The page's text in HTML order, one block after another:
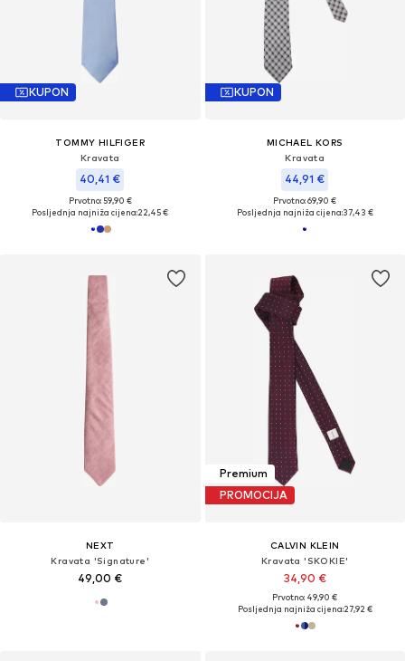
KUPON
TOMMY HILFIGER
Kravata
40,41 €
Prvotno: 59,90 €
Posljednja najniža cijena:22,45 €
KUPON
MICHAEL KORS
Kravata
44,91 €
Prvotno: 69,90 €
Posljednja najniža cijena:37,43 €
NEXT
Kravata 'Signature'
49,00 €
Premium
PROMOCIJA
CALVIN KLEIN
Kravata 'SKOKIE'
34,90 €
Prvotno: 49,90 €
Posljednja najniža cijena:27,92 €